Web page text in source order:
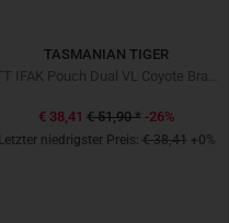
TASMANIAN TIGER
TT IFAK Pouch Dual VL Coyote Braun
€ 38,41 € 51,90* -26%
Letzter niedrigster Preis: € 38,41 +0%